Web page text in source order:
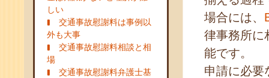
しい
交通事故慰謝料は事例以
外も大事
交通事故慰謝料相談と相
場
交通事故慰謝料弁護士基
場合には、
律事務所に
能です。
申請に必要